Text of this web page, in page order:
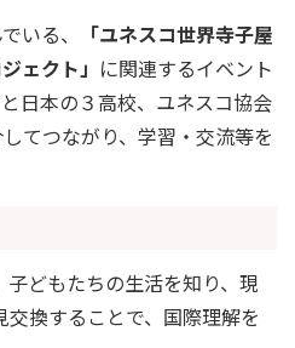
いる、
「ユネスコ世界寺子屋
ェクト」 に関連するイベント
日本の３高校、ユネスコ協会
てつながり、学習・交流等を
どもたちの生活を知り、現
換することで、国際理解を